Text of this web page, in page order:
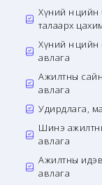
Хүний
талаарх
Хүний
авлага
Ажилтны
авлага
Удирдлага,
Шинэ
авлага
Ажилтны
авлага